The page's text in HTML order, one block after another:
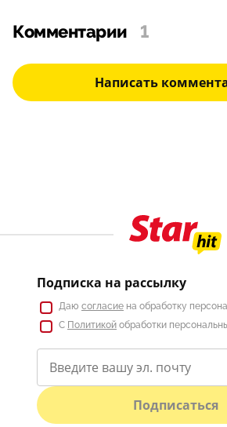
Комментарии 1
Написать
Подписка на рассылку
Даю согласие на обработку
С Политикой обработки
Подписаться